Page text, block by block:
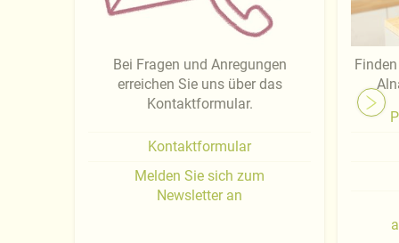
Bei Fragen und Anregungen
erreichen Sie uns über das
Kontaktformular.
Kontaktformular
Melden Sie sich zum
Newsletter an